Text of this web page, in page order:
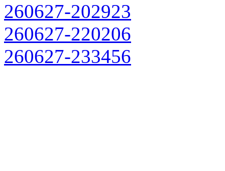
260627-202923
260627-220206
260627-233456